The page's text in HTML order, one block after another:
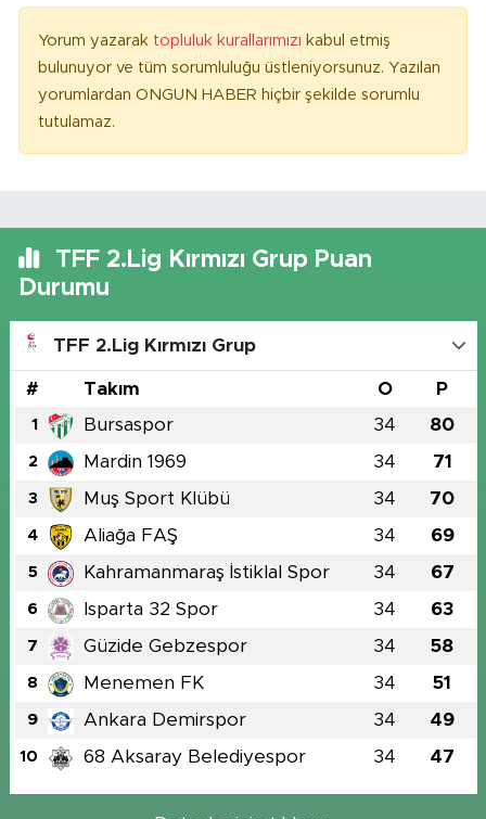
Yorum yazarak topluluk kurallarımızı kabul etmiş
bulunuyor ve tüm sorumluluğu üstleniyorsunuz. Yazılan
yorumlardan ONGUN HABER hiçbir şekilde sorumlu
tutulamaz.
TFF 2.Lig Kırmızı Grup Puan
Durumu
TFF 2.Lig Kırmızı Grup
# Takım O P
1 Bursaspor 34 80
2 Mardin 1969 34 71
3 Muş Sport Klübü 34 70
4 Aliağa FAŞ 34 69
5 Kahramanmaraş İstiklal Spor 34 67
6 Isparta 32 Spor 34 63
7 Güzide Gebzespor 34 58
8 Menemen FK 34 51
9 Ankara Demirspor 34 49
10 68 Aksaray Belediyespor 34 47